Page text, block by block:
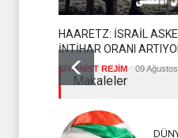
HAARETZ: İSRAİL
İNTİHAR ORANI
SİYONİST REJİM 09
Makaleler